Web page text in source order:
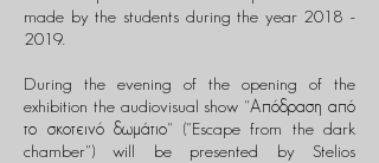
made by the students during the year 2018 -
2019.
During the evening of the opening of the
exhibition the audiovisual show "Απόδραση από
το σκοτεινό δωμάτιο" ("Escape from the dark
chamber") will be presented by Stelios